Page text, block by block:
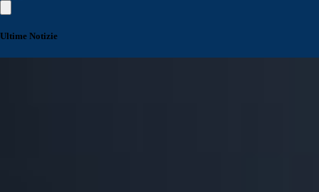
Ultime Notizie